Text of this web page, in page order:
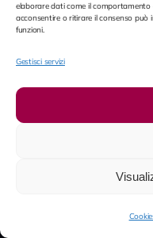
elaborare dati come il comportamento
acconsentire o ritirare il consenso può
funzioni.
Gestisci servizi
Lavora con noi
tutto o in parte senza
riservati. Tutti i marchi
S.p.A. • Partita IVA